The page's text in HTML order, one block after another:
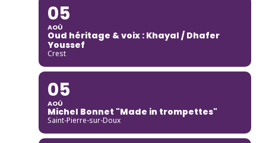
05
AOÛ
Oud héritage & voix : Khayal / Dhafer
Youssef
Crest
05
AOÛ
Michel Bonnet "Made in trompettes"
Saint-Pierre-sur-Doux